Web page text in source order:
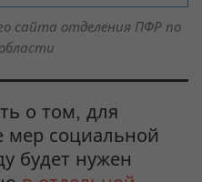
сайта отделения ПФР по
о том, для
мер социальной
будет нужен